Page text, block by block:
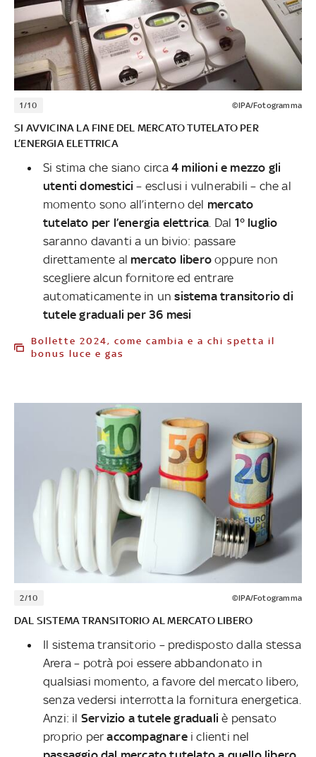
1/10 ©IPA/Fotogramma
SI AVVICINA LA FINE DEL MERCATO TUTELATO PER
L’ENERGIA ELETTRICA
Si stima che siano circa4 milioni e mezzo gli
utenti domestici – esclusi i vulnerabili – che al
momento sono all’interno del mercato
tutelato per l’energia elettrica . Dal 1° luglio
saranno davanti a un bivio: passare
direttamente al mercato liberooppure non
scegliere alcun fornitore ed entrare
automaticamente in unsistema transitorio di
tutele graduali per 36 mesi
Bollette 2024, come cambia e a chi spetta il
bonus luce e gas
2/10 ©IPA/Fotogramma
DAL SISTEMA TRANSITORIO AL MERCATO LIBERO
Il sistema transitorio – predisposto dalla stessa
Arera – potrà poi essere abbandonato in
qualsiasi momento, a favore del mercato libero,
senza vedersi interrotta la fornitura energetica.
Anzi: il Servizio a tutele gradualiè pensato
proprio peraccompagnarei clienti nel